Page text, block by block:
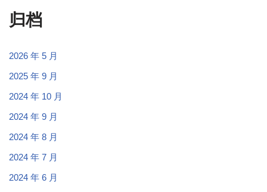
归档
2026 年 5 月
2025 年 9 月
2024 年 10 月
2024 年 9 月
2024 年 8 月
2024 年 7 月
2024 年 6 月